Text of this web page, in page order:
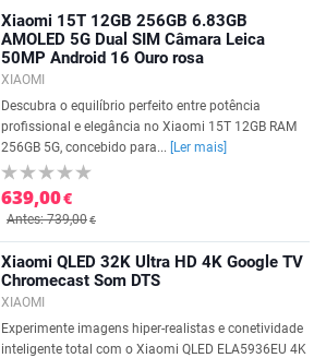
Xiaomi 15T 12GB 256GB 6.83GB
AMOLED 5G Dual SIM Câmara Leica
50MP Android 16 Ouro rosa
XIAOMI
Descubra o equilíbrio perfeito entre potência
profissional e elegância no Xiaomi 15T 12GB RAM
256GB 5G, concebido para...
[Ler mais]
639,00€
Antes: 739,00€
Xiaomi QLED 32K Ultra HD 4K Google TV
Chromecast Som DTS
XIAOMI
Experimente imagens hiper-realistas e conetividade
inteligente total com o Xiaomi QLED ELA5936EU 4K